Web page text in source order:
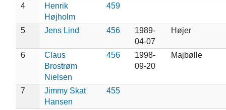
4
Henrik
Højholm
459
5 Jens Lind 456
1989-
04-07
Højer
6
Claus
Brostrøm
Nielsen
456
1998-
09-20
Majbølle
7
Jimmy Skat
Hansen
455